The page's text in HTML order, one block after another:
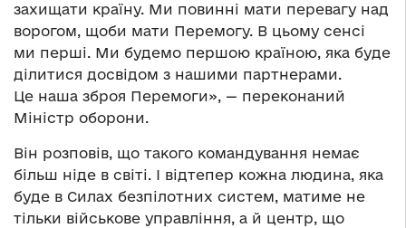
захищати країну. Ми повинні мати перевагу над
ворогом, щоби мати Перемогу. В цьому сенсі
ми перші. Ми будемо першою країною, яка буде
ділитися досвідом з нашими партнерами.
Це наша зброя Перемоги», — переконаний
Міністр оборони.
Він розповів, що такого командування немає
більш ніде в світі. І відтепер кожна людина, яка
буде в Силах безпілотних систем, матиме не
тільки військове управління, а й центр, що